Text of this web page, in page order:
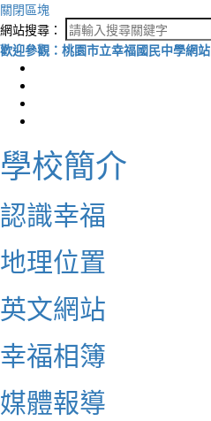
關閉區塊
網站搜尋：
歡迎參觀：桃園市立幸福國民中學網站
學校簡介
認識幸福
地理位置
英文網站
幸福相簿
媒體報導